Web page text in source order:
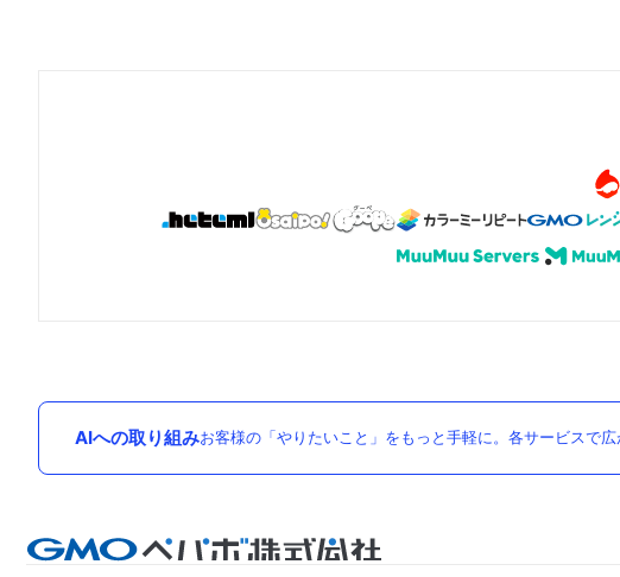
AIへの取り組みお客様の「やりたいこと」をもっと手軽に。各サービスで